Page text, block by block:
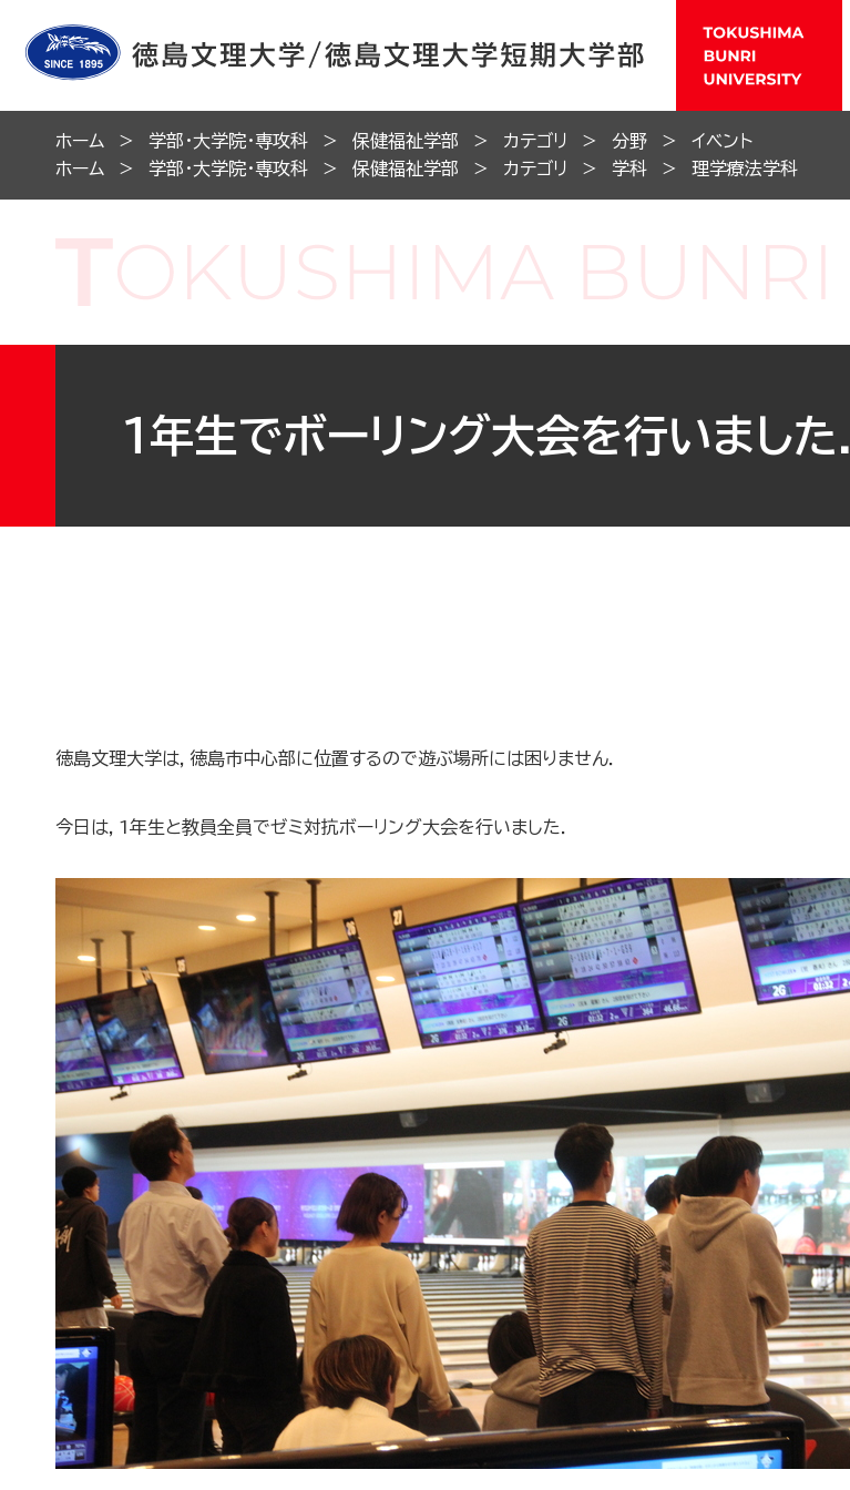
ホーム 学部・大学院・専攻科 保健福祉学部 カテゴリ 分野
イベント
ホーム
学部・大学院・専攻科 保健福祉学部 カテゴリ 学科 理学療法学科
１年生でボーリング大会を行いました．
徳島文理大学は，徳島市中心部に位置するので遊ぶ場所には困りません．
今日は，1年生と教員全員でゼミ対抗ボーリング大会を行いました．